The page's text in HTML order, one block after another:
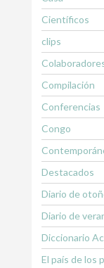
Científicos
clips
Compilación
Conferencias
Congo
Destacados
Diario de
Diario de
Diccionario
El país de los